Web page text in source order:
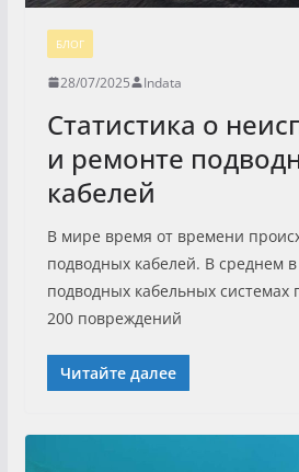
БЛОГ
28/07/2025 Indata
Статистика о
и ремонте
кабелей
В мире время от времени
подводных кабелей. В среднем
подводных кабельных системах
200 повреждений
Читайте далее